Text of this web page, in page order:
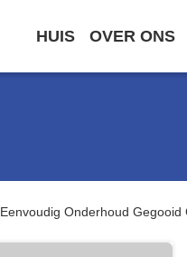
HUIS OVER ONS
Eenvoudig Onderhoud